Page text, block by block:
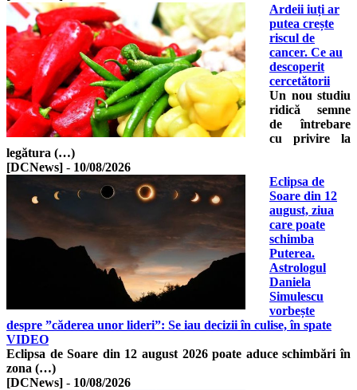
Ardeii iuți ar
putea crește
riscul de
cancer. Ce au
descoperit
cercetătorii
Un nou studiu
ridică semne
de întrebare
cu privire la
legătura (…)
[DCNews] - 10/08/2026
Eclipsa de
Soare din 12
august, ziua
care poate
schimba
Puterea.
Astrologul
Daniela
Simulescu
vorbește
despre ”căderea unor lideri”: Se iau decizii în culise, în spate
VIDEO
Eclipsa de Soare din 12 august 2026 poate aduce schimbări în
zona (…)
[DCNews] - 10/08/2026